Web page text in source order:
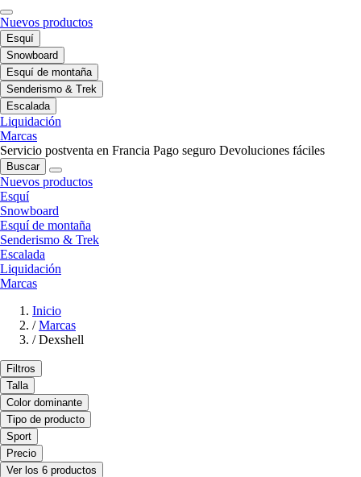
Nuevos productos
Esquí
Snowboard
Esquí de montaña
Senderismo & Trek
Escalada
Liquidación
Marcas
Servicio postventa en Francia Pago seguro Devoluciones fáciles
Buscar
Nuevos productos
Esquí
Snowboard
Esquí de montaña
Senderismo & Trek
Escalada
Liquidación
Marcas
Inicio
/ Marcas
/ Dexshell
Filtros
Talla
Color dominante
Tipo de producto
Sport
Precio
Ver los 6 productos